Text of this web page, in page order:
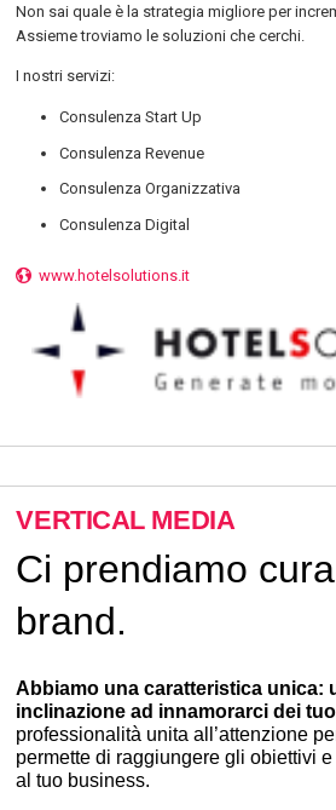
Non sai quale è la strategia migliore per
Assieme troviamo le soluzioni che cerchi.
I nostri servizi:
Consulenza Start Up
Consulenza Revenue
Consulenza Organizzativa
Consulenza Digital
www.hotelsolutions.it
VERTICAL MEDIA
Ci prendiamo
brand.
Abbiamo una caratteristica unica:
inclinazione ad innamorarci dei
professionalità unita all’attenzione
permette di raggiungere gli obiettivi
al tuo business.